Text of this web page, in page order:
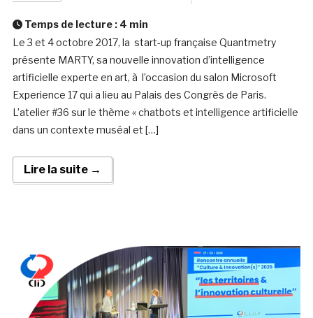
Temps de lecture : 4 min
Le 3 et 4 octobre 2017, la start-up française Quantmetry
présente MARTY, sa nouvelle innovation d’intelligence
artificielle experte en art, à l’occasion du salon Microsoft
Experience 17 qui a lieu au Palais des Congrès de Paris.
L’atelier #36 sur le thème « chatbots et intelligence artificielle
dans un contexte muséal et […]
Lire la suite →